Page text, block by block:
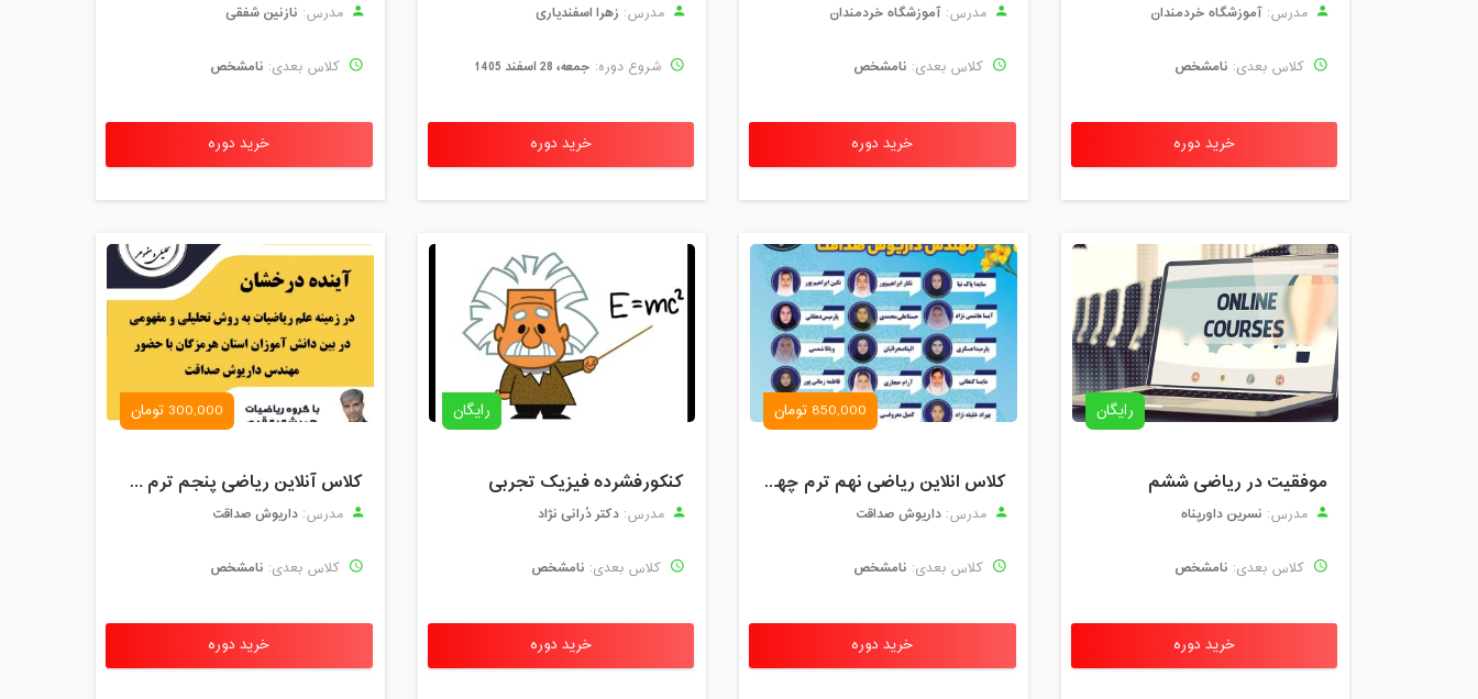
مدرس: آموزشگاه خردمندان
کلاس بعدی: نامشخص
خرید دوره
مدرس: آموزشگاه خردمندان
کلاس بعدی: نامشخص
خرید دوره
مدرس: زهرا اسفندیاری
شروع دوره: جمعه، 28 اسفند 1405
خرید دوره
مدرس: نازنین شفقی
کلاس بعدی: نامشخص
خرید دوره
رایگان
موفقیت در ریاضی ششم
مدرس: نسرین داورپناه
کلاس بعدی: نامشخص
خرید دوره
850,000 تومان
کلاس انلاین ریاضی نهم ترم چهارم مهر 1404
مدرس: داریوش صداقت
کلاس بعدی: نامشخص
خرید دوره
رایگان
کنکورفشرده فیزیک تجربی
مدرس: دکتر دُرانی نژاد
کلاس بعدی: نامشخص
خرید دوره
300,000 تومان
کلاس آنلاین ریاضی پنجم ترم چهارم شهریور 1403
مدرس: داریوش صداقت
کلاس بعدی: نامشخص
خرید دوره